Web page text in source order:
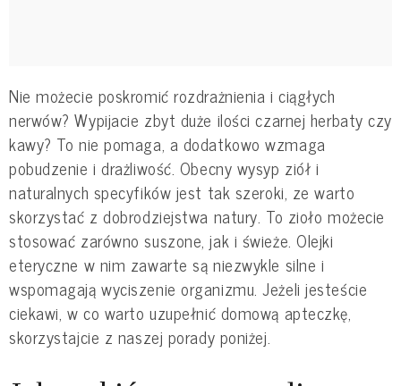
Nie możecie poskromić rozdrażnienia i ciągłych
nerwów? Wypijacie zbyt duże ilości czarnej herbaty czy
kawy? To nie pomaga, a dodatkowo wzmaga
pobudzenie i drażliwość. Obecny wysyp ziół i
naturalnych specyfików jest tak szeroki, ze warto
skorzystać z dobrodziejstwa natury. To zioło możecie
stosować zarówno suszone, jak i świeże. Olejki
eteryczne w nim zawarte są niezwykle silne i
wspomagają wyciszenie organizmu. Jeżeli jesteście
ciekawi, w co warto uzupełnić domową apteczkę,
skorzystajcie z naszej porady poniżej.